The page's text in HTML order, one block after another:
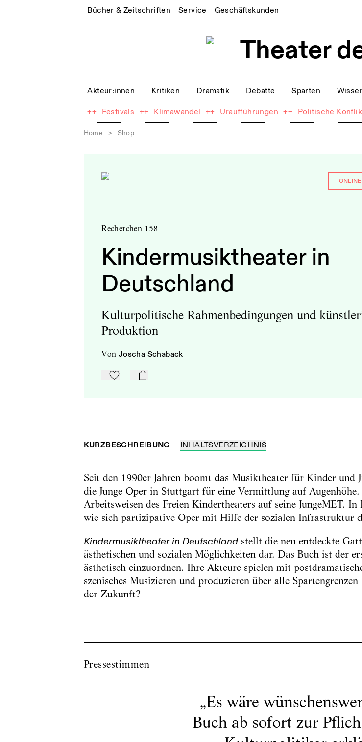
Bücher & Zeitschriften Service Geschäftskunden
Akteur:innen Kritiken Dramatik Debatte Sparten
++ Festivals ++ Klimawandel ++ Uraufführungen ++ Politische
Home > Shop
Recherchen 158
Kindermusiktheater in
Deutschland
Kulturpolitische Rahmenbedingungen und
Produktion
von Joscha Schaback
Zu Mein-TdZ hinzufügen
mail
KURZBESCHREIBUNG INHALTSVERZEICHNIS
Seit den 1990er Jahren boomt das Musiktheater für Kinder und
die Junge Oper in Stuttgart für eine Vermittlung auf
Arbeitsweisen des Freien Kindertheaters auf seine JungeMET.
wie sich partizipative Oper mit Hilfe der sozialen Infrastruktur
Kindermusiktheater in Deutschlandstellt die neu entdeckte
ästhetischen und sozialen Möglichkeiten dar. Das Buch ist der
ästhetisch einzuordnen. Ihre Akteure spielen mit
szenisches Musizieren und produzieren über alle
der Zukunft?
Pressestimmen
„Es wäre
Buch ab sofort zur